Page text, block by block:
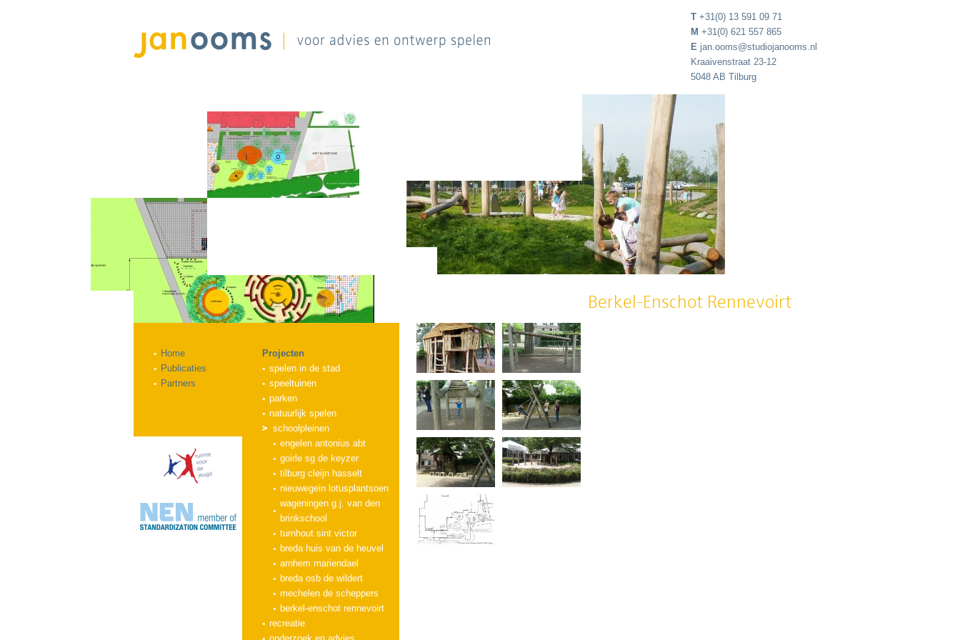
T +31(0) 13 591 09 71
M +31(0) 621 557 865
E jan.ooms@studiojanooms.nl
Kraaivenstraat 23-12
5048 AB Tilburg
Home
Publicaties
Partners
Projecten
spelen in de stad
speeltuinen
parken
natuurlijk spelen
schoolpleinen
engelen antonius abt
goirle sg de keyzer
tilburg cleijn hasselt
nieuwegein lotusplantsoen
wageningen g.j. van den
brinkschool
turnhout sint victor
breda huis van de heuvel
arnhem mariendael
breda osb de wildert
mechelen de scheppers
berkel-enschot rennevoirt
recreatie
Berkel-Enschot Rennevoirt